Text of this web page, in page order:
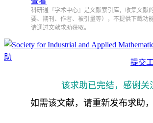
科研通『学术中心』是文献索引库，收集文献
要、期刊、作者、被引量等），不提供下载功
请通过文献求助获取。
助
提交
该求助已完结，感谢关
如需该文献，请重新发布求助，